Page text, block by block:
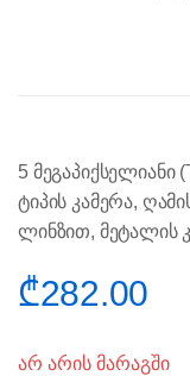
5 მეგაპიქსელიანი
ტიპის კამერა,
ლინზით, მეტალის
₾282.00
არ არის მარაგში